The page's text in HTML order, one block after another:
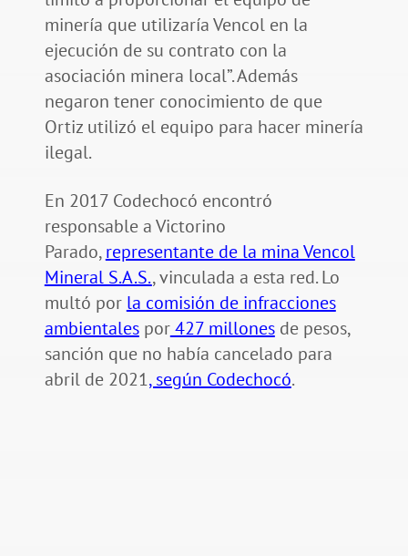
minería que utilizaría Vencol en la
ejecución de su contrato con la
asociación minera local”. Además
negaron tener conocimiento de que
Ortiz utilizó el equipo para hacer minería
ilegal.
En 2017 Codechocó encontró
responsable a Victorino
Parado,representante de la mina Vencol
Mineral S.A.S., vinculada a esta red. Lo
multó por la comisión de infracciones
ambientalespor427 millonesde pesos,
sanción que no había cancelado para
abril de 2021, según Codechocó.